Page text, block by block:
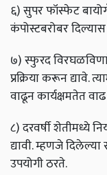
६) सुपर फॉस्फेट
कंपोस्टबरोबर
७) स्फुरद
प्रक्रिया करून द्यावे.
वाढून कार्यक्षमतेत
८) दरवर्षी शेतीमध्ये
द्यावी. म्हणजे
उपयोगी ठरते.